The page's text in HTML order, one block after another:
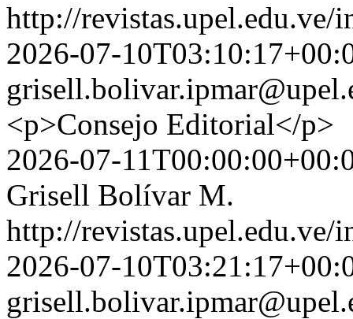
http://
2026-07-
<p>Consejo Editorial</p>
2026-07-
Grisell Bolívar M.
http://
2026-07-